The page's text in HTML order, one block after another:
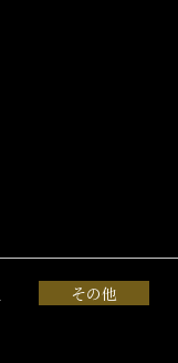
その他